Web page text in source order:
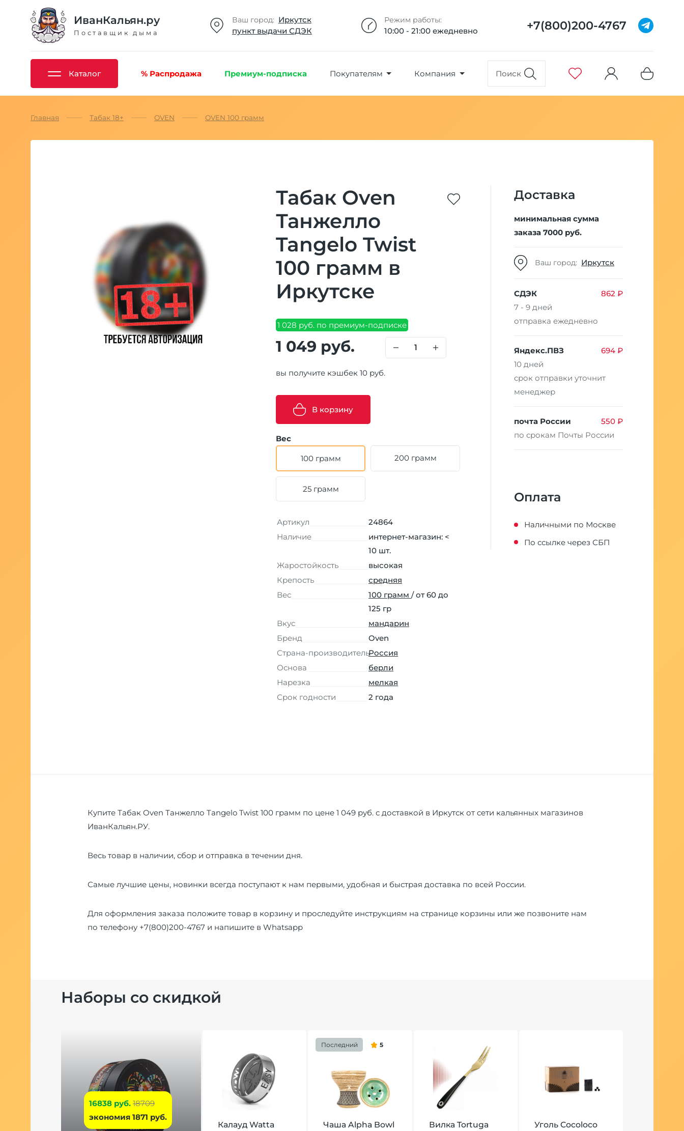
ИванКальян.ру
Поставщик дыма
Ваш город: Иркутск
пункт выдачи СДЭК
Режим работы:
10:00 - 21:00 ежедневно +7(800)200-4767
Каталог % Распродажа Премиум-подписка Покупателям Компания
Товар добавлен в избранное
Добавлено максимальное кол-во товара
Главная Табак 18+ OVEN OVEN 100 грамм
Табак Oven
Танжелло
Tangelo Twist
100 грамм в
Иркутске
1 028 руб. по премиум-подписке
1 049 руб.
вы получите кэшбек 10 руб.
В корзину
Вес
100 грамм 200 грамм
25 грамм
Артикул
24864
Наличие
интернет-магазин: <
10 шт.
Жаростойкость
высокая
Крепость
средняя
Вес
100 грамм / от 60 до
125 гр
Вкус
мандарин
Бренд
Oven
Страна-производительРоссия
Основа
берли
Нарезка
мелкая
Срок годности
2 года
Доставка
минимальная сумма
заказа 7000 руб.
Ваш город: Иркутск
СДЭК
862 ₽
7 - 9 дней
отправка ежедневно
Яндекс.ПВЗ
694 ₽
10 дней
срок отправки уточнит
менеджер
почта России
550 ₽
по срокам Почты России
Оплата
Наличными по Москве
По ссылке через СБП
Купите Табак Oven Танжелло Tangelo Twist 100 грамм по цене 1 049 руб. с доставкой в Иркутск от сети кальянных магазинов
ИванКальян.РУ.
Весь товар в наличии, сбор и отправка в течении дня.
Самые лучшие цены, новинки всегда поступают к нам первыми, удобная и быстрая доставка по всей России.
Для оформления заказа положите товар в корзину и проследуйте инструкциям на странице корзины или же позвоните нам
по телефону +7(800)200-4767 и напишите в Whatsapp
Наборы со скидкой
16838 руб. 18709
экономия 1871 руб.
Калауд Watta
Последний 5
Чаша Alpha Bowl
Вилка Tortuga
Уголь Cocoloco